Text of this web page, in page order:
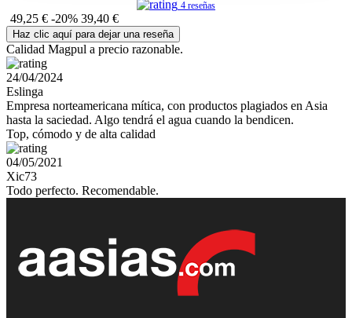
4 reseñas
49,25 € -20% 39,40 €
Haz clic aquí para dejar una reseña
Calidad Magpul a precio razonable.
24/04/2024
Eslinga
Empresa norteamericana mítica, con productos plagiados en Asia
hasta la saciedad. Algo tendrá el agua cuando la bendicen.
Top, cómodo y de alta calidad
04/05/2021
Xic73
Todo perfecto. Recomendable.